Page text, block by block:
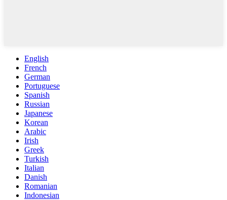
English
French
German
Portuguese
Spanish
Russian
Japanese
Korean
Arabic
Irish
Greek
Turkish
Italian
Danish
Romanian
Indonesian